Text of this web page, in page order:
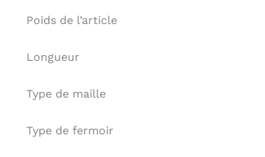
Poids de l’article
Longueur
Type de maille
Type de fermoir